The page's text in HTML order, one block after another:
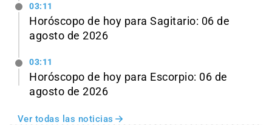
03:11
Horóscopo de hoy para Sagitario: 06 de
agosto de 2026
03:11
Horóscopo de hoy para Escorpio: 06 de
agosto de 2026
Ver todas las noticias